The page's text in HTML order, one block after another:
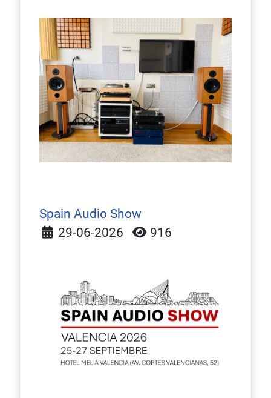
Spain Audio Show
Detalles
29-06-2026 916